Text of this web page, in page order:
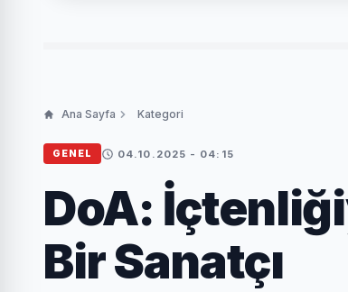
Ana Sayfa Kategori
GENEL 04.10.2025 - 04:15
DoA:
Bir Sanatçı